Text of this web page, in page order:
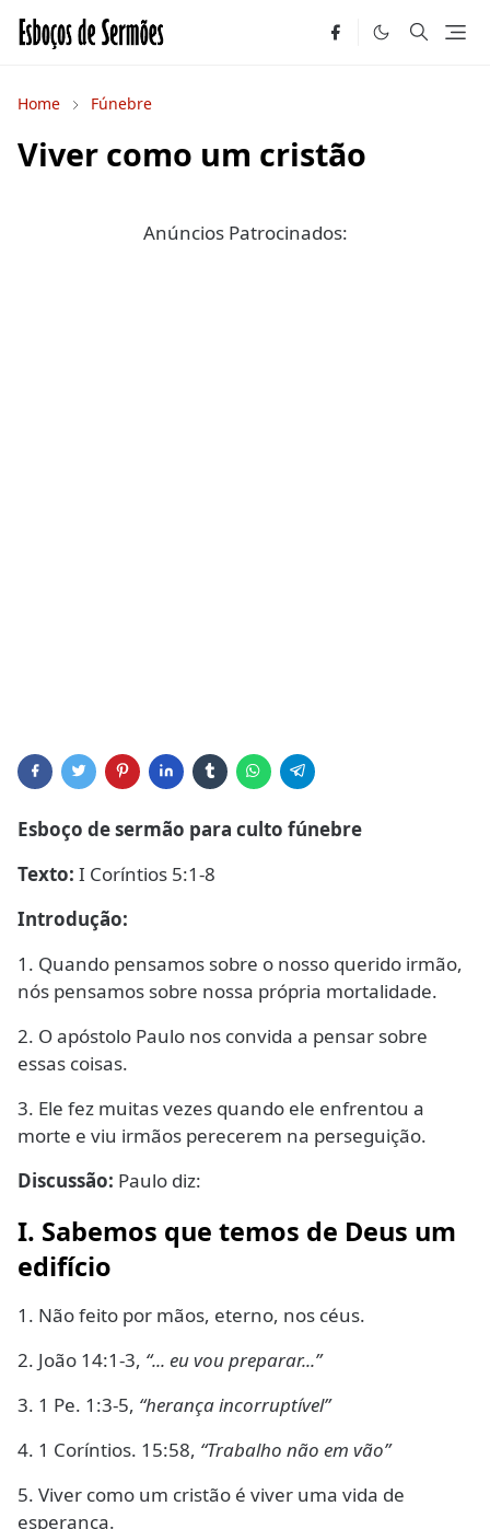
Home Fúnebre
Viver como um cristão
Anúncios Patrocinados:
Esboço de sermão para culto fúnebre
Texto: I Coríntios 5:1-8
Introdução:
1. Quando pensamos sobre o nosso querido irmão,
nós pensamos sobre nossa própria mortalidade.
2. O apóstolo Paulo nos convida a pensar sobre
essas coisas.
3. Ele fez muitas vezes quando ele enfrentou a
morte e viu irmãos perecerem na perseguição.
Discussão: Paulo diz:
I. Sabemos que temos de Deus um
edifício
1. Não feito por mãos, eterno, nos céus.
2. João 14:1-3, “... eu vou preparar...”
3. 1 Pe. 1:3-5, “herança incorruptível”
4. 1 Coríntios. 15:58, “Trabalho não em vão”
5. Viver como um cristão é viver uma vida de
esperança.